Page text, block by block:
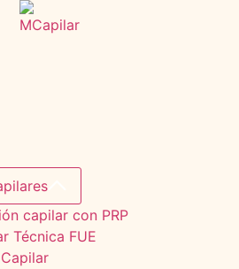
capilar con PRP
Técnica FUE